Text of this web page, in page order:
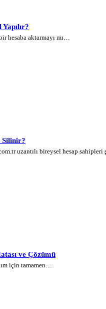
hesaba aktarmayı mı…
Silinir?
uzantılı bireysel hesap
ve Çözümü
için tamamen…